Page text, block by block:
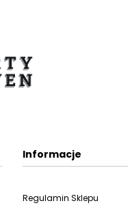
Informacje
Regulamin Sklepu